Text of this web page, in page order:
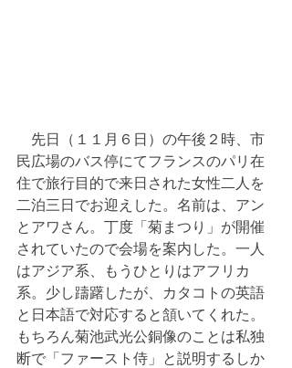
先日（１１月６日）の午後２時、市
民広場のバス停にてフランスのパリ在
住で旅行目的で来日された女性二人を
二泊三日でお迎えした。名前は、アン
とアワさん。丁度「菊まつり」が開催
されていたので会場を案内した。一人
はアジア系、もうひとりはアフリカ
系。少し躊躇したが、カタコトの英語
と日本語で対応すると頷いてくれた。
もちろん菊池武光公銅像のことは私独
断で「ファースト侍」と説明するしか